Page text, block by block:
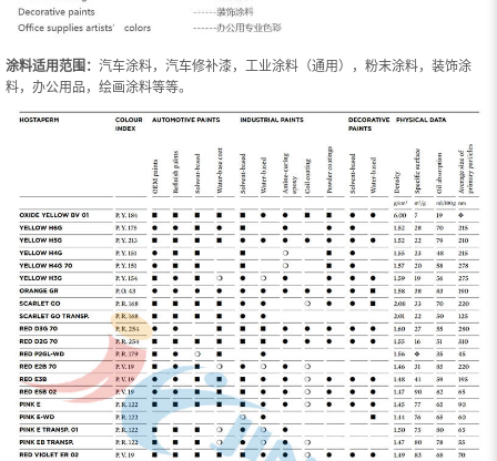
涂料适用范围： 汽车涂料，汽车修补漆，工业涂料（通用），粉末涂料，装饰涂
料，办公用品，绘画涂料等等。